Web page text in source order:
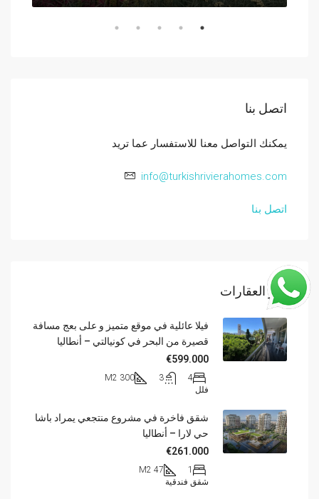
اتصل بنا
يمكنك التواصل معنا للاستفسار عما تريد
info@turkishrivierahomes.com
اتصل بنا
اخر العقارات
فيلا عائلية في موقع متميز و على بعج مسافة
قصيرة من البحر في كونيالتي – أنطاليا
€599.000
4
3
300 M2
فلل
شقق فاخرة في مشروع منتجعي يمراد باشا
حي لارا – أنطاليا
€261.000
1
47 M2
شقق فندقية